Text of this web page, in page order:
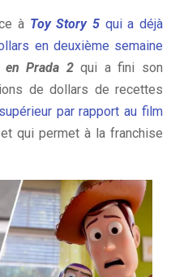
à Toy Story 5 qui a déjà
en deuxième semaine
en Prada 2qui a fini son
de dollars de recettes
par rapport au film
qui permet à la franchise